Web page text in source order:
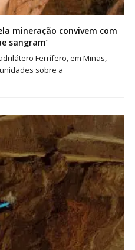
mineração convivem com
sangram’
Ferrífero, em Minas,
sobre a